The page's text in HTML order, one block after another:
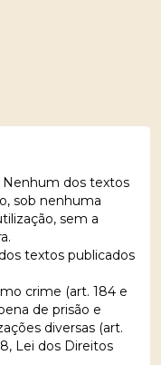
Nenhum dos textos
sob nenhuma
sem a
textos publicados
crime (art. 184 e
de prisão e
diversas (art.
Lei dos Direitos